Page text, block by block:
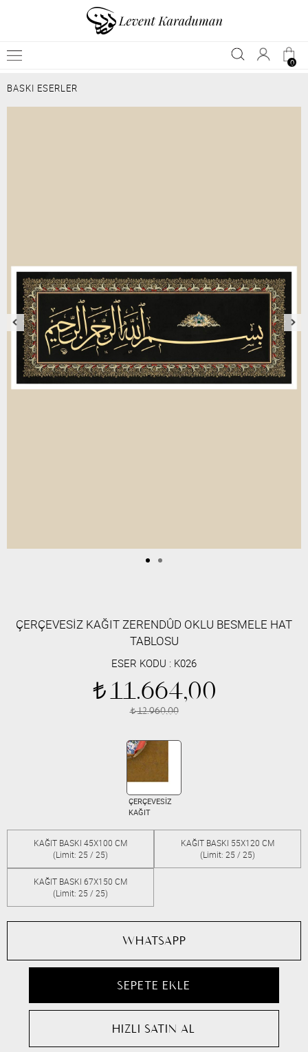
0
BASKI ESERLER
ÇERÇEVESİZ KAĞIT ZERENDÛD OKLU BESMELE HAT
TABLOSU
ESER KODU : K026
t11.664,00
t12.960,00
ÇERÇEVESİZ
KAĞIT
KAĞIT BASKI 45X100 CM
(Limit: 25 / 25)
KAĞIT BASKI 55X120 CM
(Limit: 25 / 25)
KAĞIT BASKI 67X150 CM
(Limit: 25 / 25)
WHATSAPP